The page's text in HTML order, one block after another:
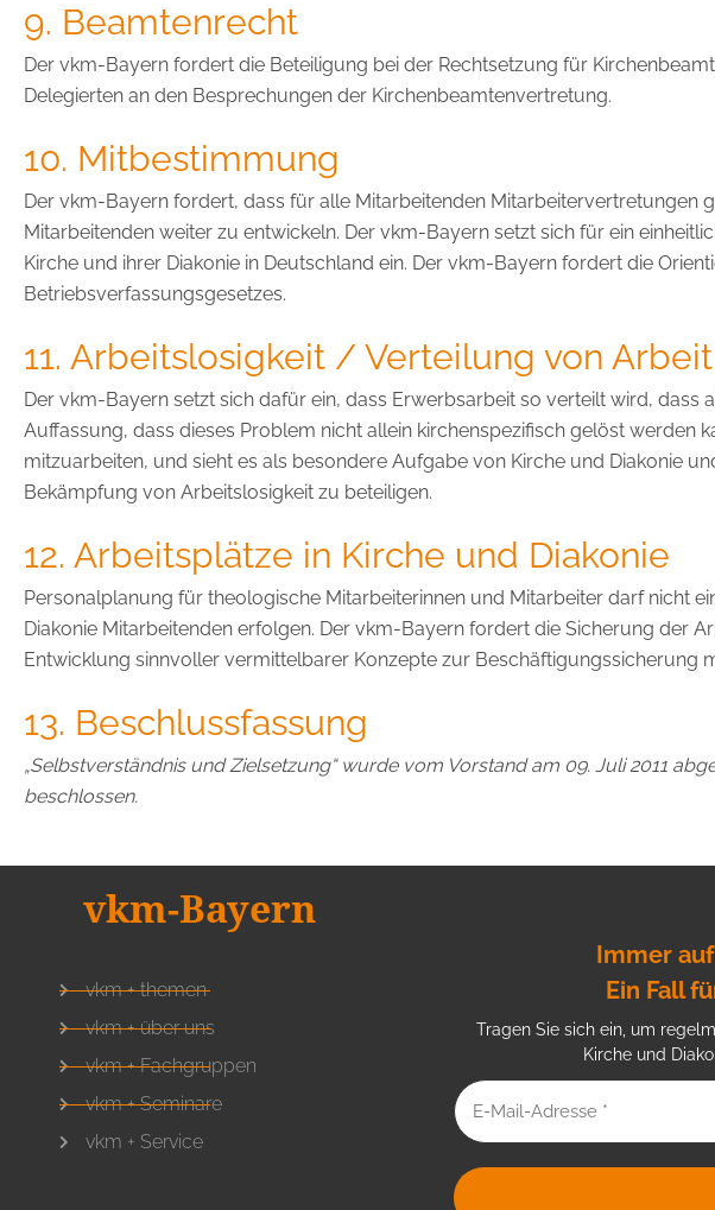
9. Beamtenrecht
Der vkm-Bayern fordert die Beteiligung bei der Rechtsetzung für
Delegierten an den Besprechungen der Kirchenbeamtenvertretung.
10. Mitbestimmung
Der vkm-Bayern fordert, dass für alle Mitarbeitenden
Mitarbeitenden weiter zu entwickeln. Der vkm-Bayern setzt sich für ein
Kirche und ihrer Diakonie in Deutschland ein. Der vkm-Bayern fordert die
Betriebsverfassungsgesetzes.
11. Arbeitslosigkeit / Verteilung von Arbeit
Der vkm-Bayern setzt sich dafür ein, dass Erwerbsarbeit so verteilt wird, dass
Auffassung, dass dieses Problem nicht allein kirchenspezifisch gelöst werden
mitzuarbeiten, und sieht es als besondere Aufgabe von Kirche und Diakonie
Bekämpfung von Arbeitslosigkeit zu beteiligen.
12. Arbeitsplätze in Kirche und Diakonie
Personalplanung für theologische Mitarbeiterinnen und Mitarbeiter darf nicht
Diakonie Mitarbeitenden erfolgen. Der vkm-Bayern fordert die Sicherung der
Entwicklung sinnvoller vermittelbarer Konzepte zur Beschäftigungssicherung
13. Beschlussfassung
„Selbstverständnis und Zielsetzung“ wurde vom Vorstand am 09. Juli 2011
beschlossen.
vkm-Bayern
vkm + themen
vkm + über uns
vkm + Fachgruppen
vkm + Seminare
vkm + Service
Immer
Ein Fall
Tragen Sie sich ein, um
Kirche und